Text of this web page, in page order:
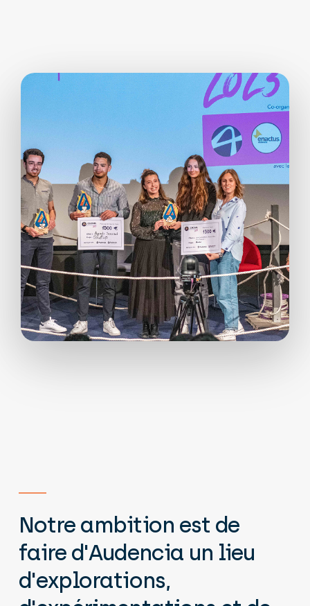
Notre ambition est de
faire d'Audencia un lieu
d'explorations,